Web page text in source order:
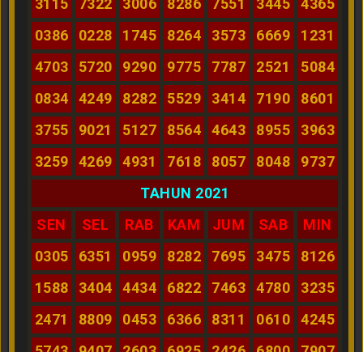
3115
7322 3006 8286 7551 3445
4365
0386
0228 1745 8264 3573 6669
1231
4703
5720 9290 9775 7787 2521
5084
0834
4249 8282 5529 3414 7190
8601
3755
9021 5127 8564 4643 8955
3963
3259
4269 4931 7618 8057 8048
9737
TAHUN 2021
SEN
SEL RAB KAM JUM SAB
MIN
0305
6351 0959 8282 7695 3475
8126
1588
3404 4434 6822 7463 4780
3235
2471
8809 0453 6366 8311 0610
4245